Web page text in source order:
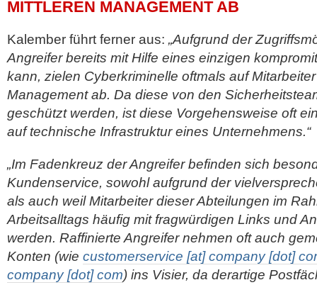
MITTLEREN MANAGEMENT AB
Kalember führt ferner aus: „Aufgrund der
Angreifer bereits mit Hilfe eines einzigen
kann, zielen Cyberkriminelle oftmals auf
Management ab. Da diese von den
geschützt werden, ist diese Vorgehensweise oft
auf technische Infrastruktur eines Unternehmens.“
„Im Fadenkreuz der Angreifer befinden sich
Kundenservice, sowohl aufgrund der
als auch weil Mitarbeiter dieser Abteilungen im
Arbeitsalltags häufig mit fragwürdigen Links und
werden. Raffinierte Angreifer nehmen oft auch
Konten (wie customerservice [at] company [dot]
company [dot] com) ins Visier, da derartige